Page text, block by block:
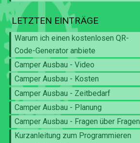
LETZTEN EINTRÄGE
Warum ich einen kostenlosen QR-
Code-Generator anbiete
Camper Ausbau - Video
Camper Ausbau - Kosten
Camper Ausbau - Zeitbedarf
Camper Ausbau - Planung
Camper Ausbau - Fragen über Fragen
Kurzanleitung zum Programmieren